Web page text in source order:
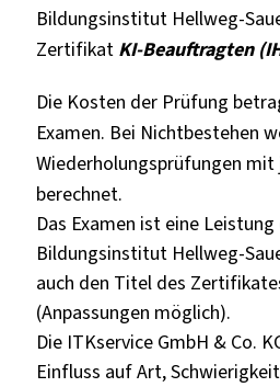
Bildungsinstitut Hellweg-
Zertifikat KI-Beauftragten
Die Kosten der Prüfung
Examen. Bei Nichtbestehen
Wiederholungsprüfungen mit
berechnet.
Das Examen ist eine
Bildungsinstitut Hellweg-
auch den Titel des
(Anpassungen möglich).
Die ITKservice GmbH & Co.
Einfluss auf Art,